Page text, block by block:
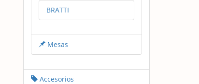
BRATTI
Mesas
Accesorios